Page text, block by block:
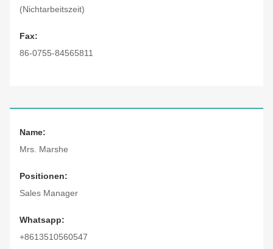
(Nichtarbeitszeit)
Fax:
86-0755-84565811
Name:
Mrs. Marshe
Positionen:
Sales Manager
Whatsapp:
+8613510560547